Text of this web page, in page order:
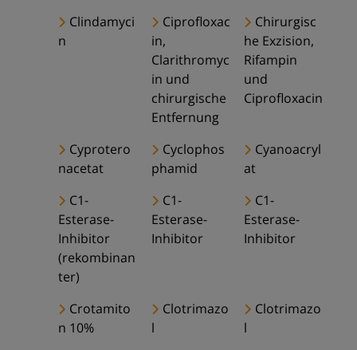
Clindamyci
n
Ciprofloxac
in,
Clarithromyc
in und
chirurgische
Entfernung
Chirurgisc
he Exzision,
Rifampin
und
Ciprofloxacin
Cyprotero
nacetat
Cyclophos
phamid
Cyanoacryl
at
C1-
Esterase-
Inhibitor
(rekombinan
ter)
C1-
Esterase-
Inhibitor
C1-
Esterase-
Inhibitor
Crotamito
n 10%
Clotrimazo
l
Clotrimazo
l